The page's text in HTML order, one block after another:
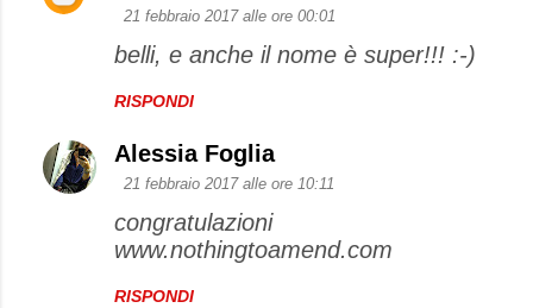
21 febbraio 2017 alle ore 00:01
belli, e anche il nome è super!!! :-)
RISPONDI
Alessia Foglia
21 febbraio 2017 alle ore 10:11
congratulazioni
www.nothingtoamend.com
RISPONDI